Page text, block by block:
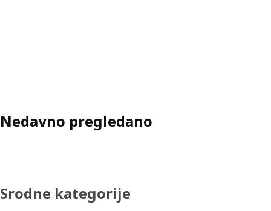
Nedavno pregledano
Srodne kategorije